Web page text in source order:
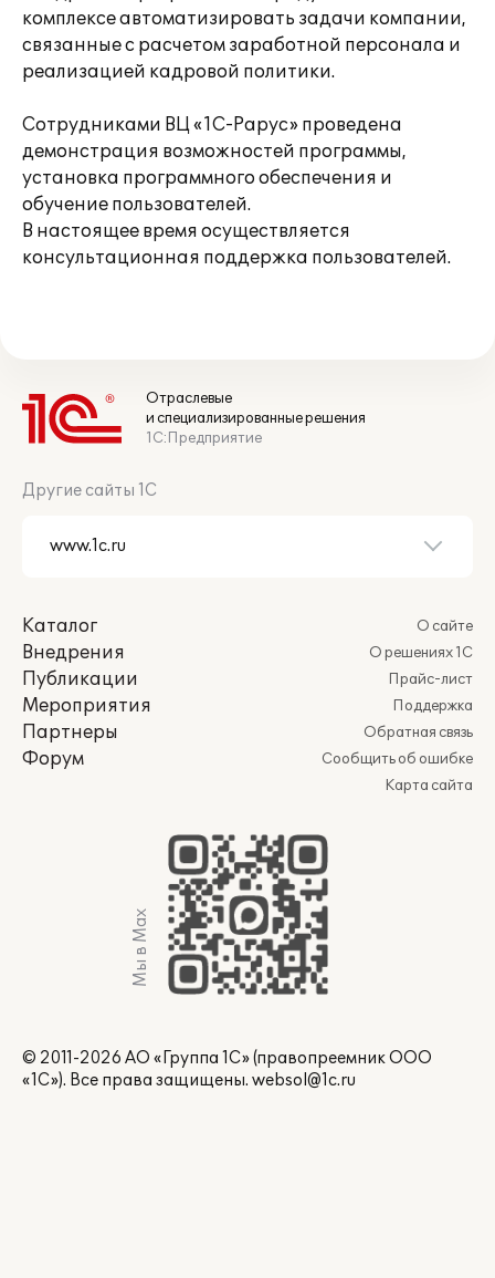
комплексе автоматизировать задачи компании,
связанные с расчетом заработной персонала и
реализацией кадровой политики.
Сотрудниками ВЦ «1С-Рарус» проведена
демонстрация возможностей программы,
установка программного обеспечения и
обучение пользователей.
В настоящее время осуществляется
консультационная поддержка пользователей.
Отраслевые
и специализированные решения
1С:Предприятие
Другие сайты 1С
Каталог
Внедрения
Публикации
Мероприятия
Партнеры
Форум
О сайте
О решениях 1С
Прайс-лист
Поддержка
Обратная связь
Сообщить об ошибке
Карта сайта
Мы в Max
© 2011-2026 АО «Группа 1С» (правопреемник ООО
«1С»). Все права защищены. websol@1c.ru